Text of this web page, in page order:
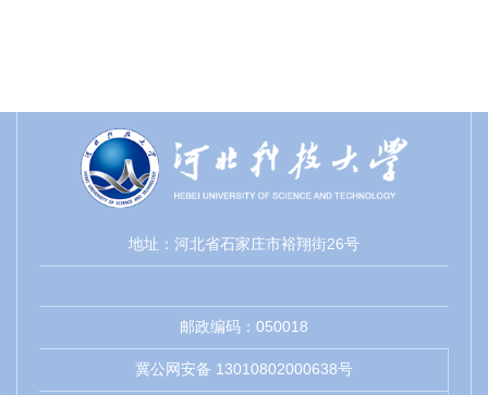
地址：河北省石家庄市裕翔街26号
邮政编码：050018
冀公网安备 13010802000638号